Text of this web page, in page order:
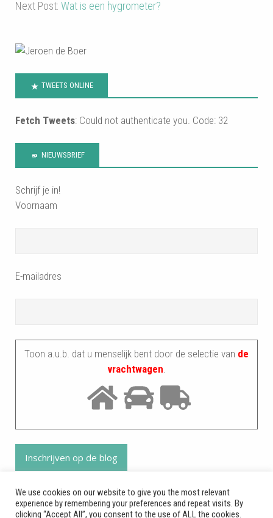
Next Post: Wat is een hygrometer?
TWEETS ONLINE
Fetch Tweets: Could not authenticate you. Code: 32
NIEUWSBRIEF
Schrijf je in!
Voornaam
E-mailadres
Toon a.u.b. dat u menselijk bent door de selectie van de
vrachtwagen
We use cookies on our website to give you the most relevant
experience by remembering your preferences and repeat visits. By
clicking “Accept All”, you consent to the use of ALL the cookies.